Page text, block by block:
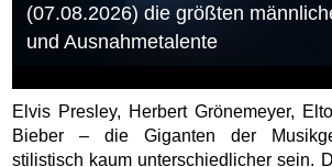
(07.08.2026) die größten
und Ausnahmetalente
Elvis Presley, Herbert Grönemeyer,
Bieber – die Giganten der
stilistisch kaum unterschiedlicher sein.